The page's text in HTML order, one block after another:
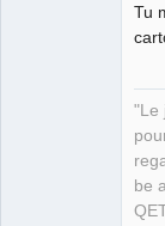
Tu
"Le
be